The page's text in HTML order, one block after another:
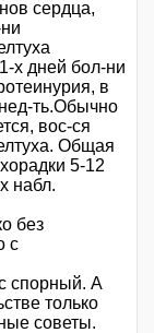
сердца,
х дней бол-ни
в
ть.Обычно
вос-ся
Общая
5-12
набл.
без
с
спорный. А
только
советы.